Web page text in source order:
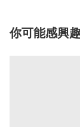
你可能感興